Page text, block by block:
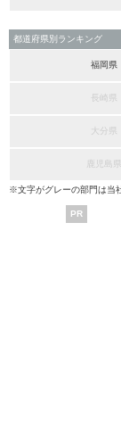
都道府県別ランキング
福岡県
長崎県
大分県
鹿児島県
※文字がグレーの部門は当
PR